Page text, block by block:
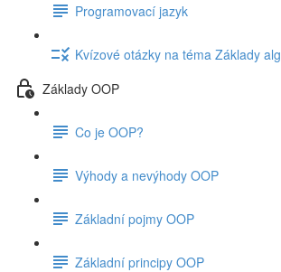
Programovací jazyk
Kvízové otázky na téma Základy
Základy OOP
Co je OOP?
Výhody a nevýhody OOP
Základní pojmy OOP
Základní principy OOP